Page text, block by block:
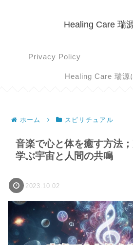
Healing Care 瑞
Privacy Policy
Healing Care 瑞源
ホーム スピリチュアル
音楽で心と体を癒す方法
学ぶ宇宙と人間の共鳴
2023.10.02